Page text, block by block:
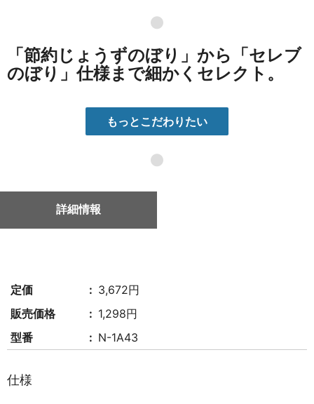
●
「節約じょうずのぼり」から「セレブ
のぼり」仕様まで細かくセレクト。
もっとこだわりたい
●
詳細情報
定価
3,672円
販売価格
1,298円
型番
N-1A43
仕様